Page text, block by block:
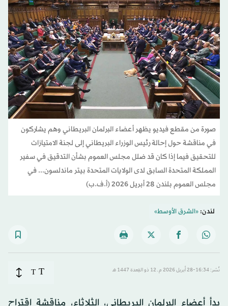
صورة من مقطع فيديو يظهر أعضاء البرلمان البريطاني وهم يشاركون
في مناقشة حول إحالة رئيس الوزراء البريطاني إلى لجنة الامتيازات
للتحقيق فيما إذا كان قد ضلل مجلس العموم بشأن التدقيق في سفير
المملكة المتحدة السابق لدى الولايات المتحدة بيتر ماندلسون... في
مجلس العموم بلندن 28 أبريل 2026 (أ.ف.ب)
لندن:«الشرق الأوسط»
نُشر: 16:34-28 أبريل 2026 م ـ 12 ذو القِعدة 1447 هـ T
T
بدأ أعضاء البرلمان البريطاني، الثلاثاء، مناقشة اقتراح